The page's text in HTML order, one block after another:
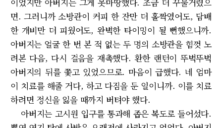
면. 그러니까 소방관이 커피 한 잔만 더 홀짝였어도, 담배
한 개비만 더 피웠어도, 완벽한 타이밍이 될 뻔했으니까.
아버지는 얼굴 한 번 본 적 없는 두 명의 소방관을 힘껏 노
려본 다음, 다시 걸음을 재촉했다. 환한 랜턴이 뚜벅뚜벅
아버지의 뒤를 쫓고 있었으므로. 마음이 급했다. 네 엄마
이 치료를 해줄 거다, 하고 다짐을 둔 일이니까. 이를 치료
하려면 정신을 잃을 때까지 버텨야 했다.
아버지는 고시원 입구를 통과해 좁은 복도로 들어섰다.